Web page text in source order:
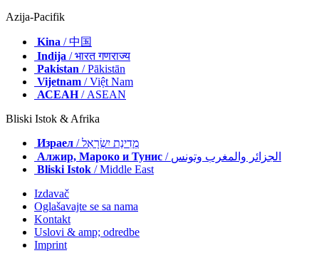
Azija-Pacifik
Kina / 中国
Indija / भारत गणराज्य
Pakistan / Pākistān
Vijetnam / Việt Nam
АСЕАН/ ASEAN
Bliski Istok & Afrika
Израел
/ מְדִינַת יִשְׂרָאֵל
Алжир, Мароко и Тунис
/ الجزائر والمغرب وتونس
Bliski Istok / Middle East
Izdavač
Oglašavajte se sa nama
Kontakt
Uslovi & amp; odredbe
Imprint